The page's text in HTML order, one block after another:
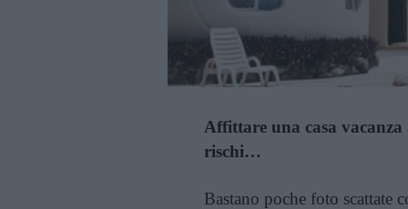
Affittare una casa vacanza
rischi…
Bastano poche foto scattate